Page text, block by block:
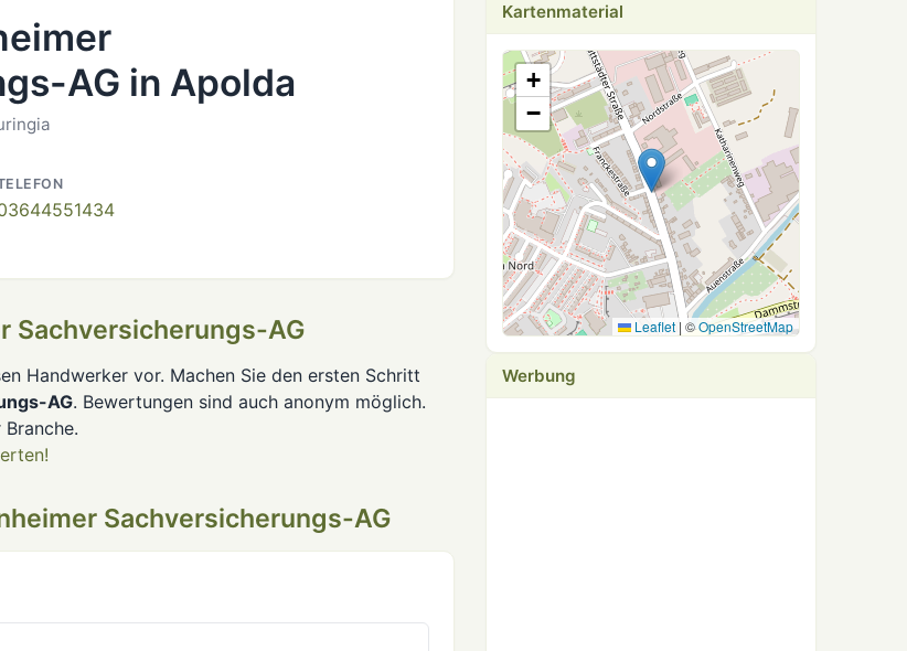
AG in Apolda
Sachversicherungs-AG
Handwerker vor. Machen Sie den ersten Schritt
AG. Bewertungen sind auch anonym möglich.
Sachversicherungs-AG
Kartenmaterial
+
−
Leaflet | ©OpenStreetMap
Werbung